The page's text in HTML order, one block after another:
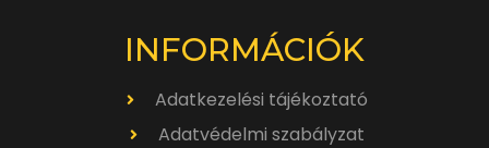
INFORMÁCIÓK
Adatkezelési tájékoztató
Adatvédelmi szabályzat